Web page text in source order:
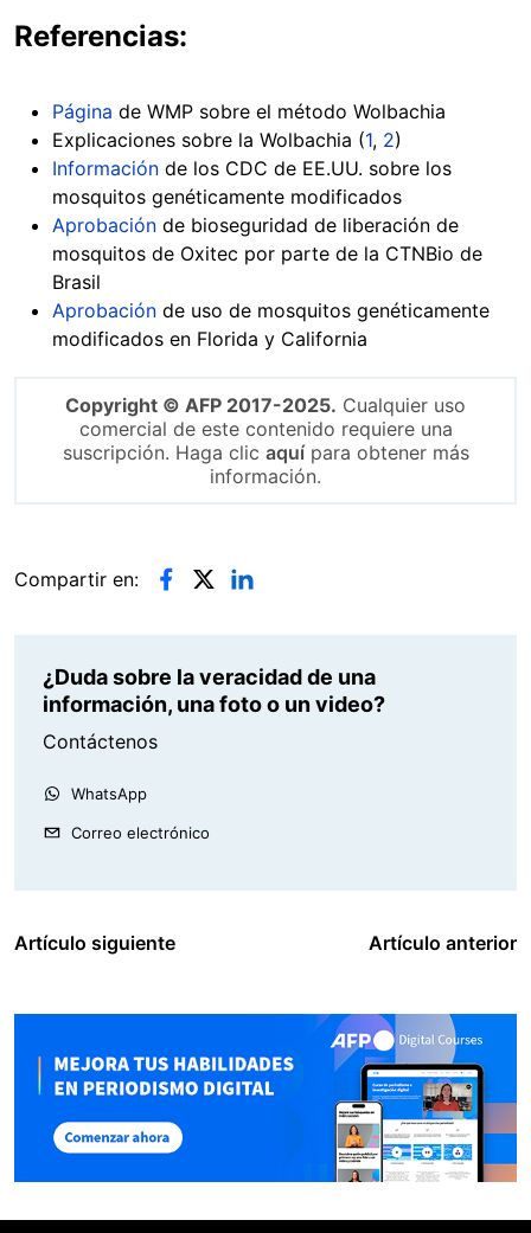
Referencias:
Página de WMP sobre el método Wolbachia
Explicaciones sobre la Wolbachia (1, 2)
Información de los CDC de EE.UU. sobre los
mosquitos genéticamente modificados
Aprobación de bioseguridad de liberación de
mosquitos de Oxitec por parte de la CTNBio de
Brasil
Aprobación de uso de mosquitos genéticamente
modificados en Florida y California
Copyright © AFP 2017-2025. Cualquier uso
comercial de este contenido requiere una
suscripción. Haga clic aquípara obtener más
información.
Compartir en:
¿Duda sobre la veracidad de una
información, una foto o un video?
Contáctenos
WhatsApp
Correo electrónico
Artículo siguiente Artículo anterior